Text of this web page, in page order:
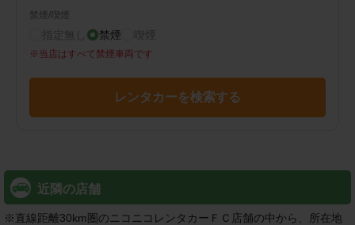
禁煙/喫煙
指定無し 禁煙 喫煙
※ 当店はすべて禁煙車両です
レンタカーを検索する
近隣の店舗
※直線距離30km圏のニコニコレンタカーＦＣ店舗の中から、所在地